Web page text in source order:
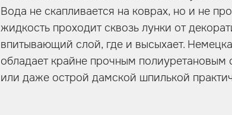
Вода не скапливается на коврах, но и не
жидкость проходит сквозь лунки от
впитывающий слой, где и высыхает.
обладает крайне прочным
или даже острой дамской шпилькой